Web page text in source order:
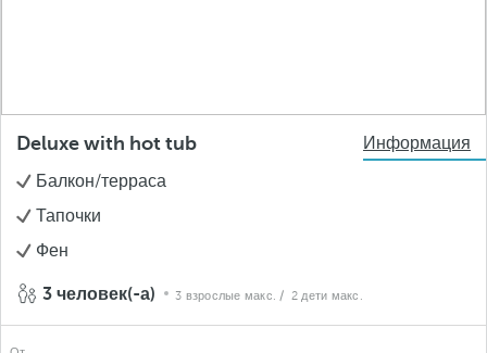
Deluxe with hot tub
Информация
Балкон/терраса
Тапочки
Фен
3 человек(-а) 3 взрослые макс. / 2 дети макс.